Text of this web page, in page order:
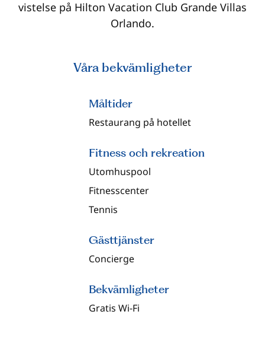
vistelse på Hilton Vacation Club Grande Villas
Orlando.
Våra bekvämligheter
Måltider
Restaurang på hotellet
Fitness och rekreation
Utomhuspool
Fitnesscenter
Tennis
Gästtjänster
Concierge
Bekvämligheter
Gratis Wi-Fi